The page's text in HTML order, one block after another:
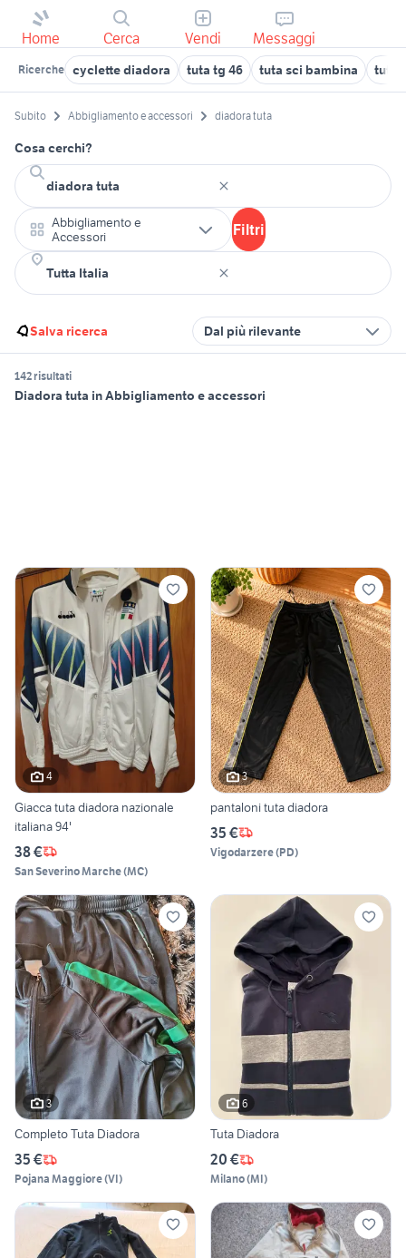
Home Cerca Vendi Messaggi
Ricerche cyclette diadora tuta tg 46 tuta sci bambina tuta
Subito Abbigliamento e accessori diadora tuta
Cosa cerchi?
Abbigliamento e
Accessori
Filtri
Salva ricerca Dal più rilevante
142 risultati
Diadora tuta in Abbigliamento e accessori
4
Giacca tuta diadora nazionale
italiana 94'
38 €
San Severino Marche(MC)
3
pantaloni tuta diadora
35 €
Vigodarzere(PD)
3
Completo Tuta Diadora
35 €
Pojana Maggiore(VI)
6
Tuta Diadora
20 €
Milano(MI)